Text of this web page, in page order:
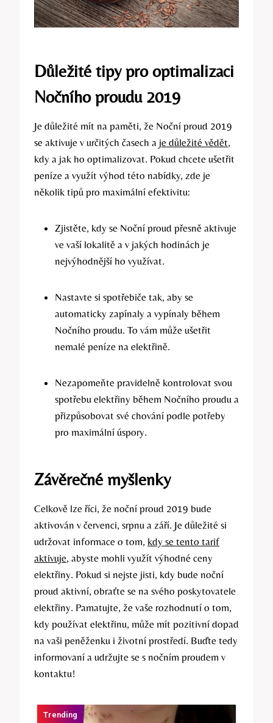
Důležité tipy pro optimalizaci
Nočního proudu 2019
Je důležité mít na paměti, že Noční proud 2019
se aktivuje v určitých časech a je důležité vědět,
kdy a jak ho optimalizovat. Pokud chcete ušetřit
peníze a využít výhod této nabídky, zde je
několik tipů pro maximální efektivitu:
Zjistěte, kdy se Noční proud přesně aktivuje
ve vaší lokalitě a v jakých hodinách je
nejvýhodnější ho využívat.
Nastavte si spotřebiče tak, aby se
automaticky zapínaly a vypínaly během
Nočního proudu. To vám může ušetřit
nemalé peníze na elektřině.
Nezapomeňte pravidelně kontrolovat svou
spotřebu elektřiny během Nočního proudu a
přizpůsobovat své chování podle potřeby
pro maximální úspory.
Závěrečné myšlenky
Celkově lze říci, že noční proud 2019 bude
aktivován v červenci, srpnu a září. Je důležité si
udržovat informace o tom, kdy se tento tarif
aktivuje, abyste mohli využít výhodné ceny
elektřiny. Pokud si nejste jisti, kdy bude noční
proud aktivní, obraťte se na svého poskytovatele
elektřiny. Pamatujte, že vaše rozhodnutí o tom,
kdy používat elektřinu, může mít pozitivní dopad
na vaši peněženku i životní prostředí. Buďte tedy
informovaní a udržujte se s nočním proudem v
kontaktu!